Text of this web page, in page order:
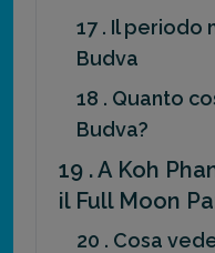
17 . Il periodo
Budva
18 . Quanto
Budva?
19 . A Koh
il Full Moon
20 . Cosa